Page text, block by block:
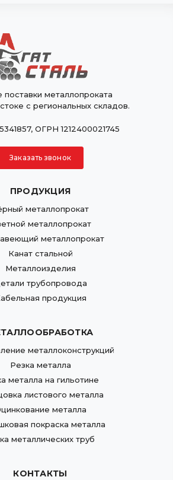
металлопроката
с региональных складов.
ОГРН 1212400021745
Заказать звонок
ПРОДУКЦИЯ
металлопрокат
металлопрокат
металлопрокат
Канат стальной
Металлоизделия
трубопровода
продукция
металлоконструкций
Резка металла
металла на гильотине
листового металла
металла
покраска металла
металлических труб
КОНТАКТЫ